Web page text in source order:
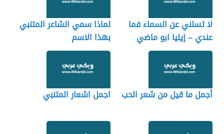
لا تسلني عن السماء فما
عندي – إيليا ابو ماضي
لماذا سمي الشاعر المتنبي
بهذا الاسم
أجمل ما قيل من شعر الحب اجمل اشعار المتنبي